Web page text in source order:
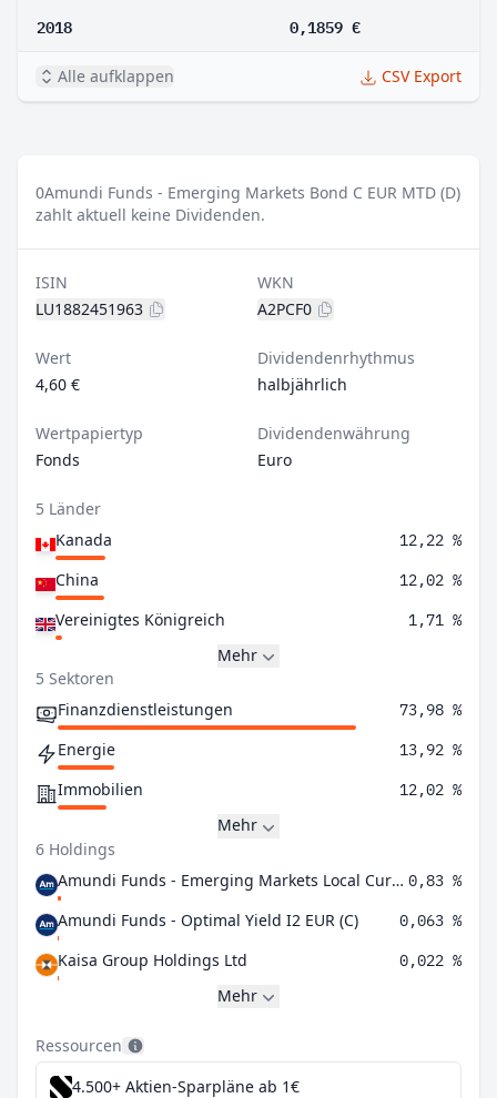
2018 0,1859 €
Alle aufklappen CSV Export
0Amundi Funds - Emerging Markets Bond C EUR MTD (D)
zahlt aktuell keine Dividenden.
ISIN
LU1882451963
WKN
A2PCF0
Wert
4,60 €
Dividendenrhythmus
halbjährlich
Wertpapiertyp
Fonds
Dividendenwährung
Euro
5 Länder
Kanada
12,22 %
China 12,02 %
Vereinigtes Königreich 1,71 %
Mehr
5 Sektoren
Finanzdienstleistungen
73,98 %
Energie 13,92 %
Immobilien 12,02 %
Mehr
6 Holdings
Amundi Funds - Emerging Markets Local Currency Bond I USD (C) 0,83 %
Amundi Funds - Optimal Yield I2 EUR (C) 0,063 %
Kaisa Group Holdings Ltd 0,022 %
Mehr
Ressourcen
4.500+ Aktien-Sparpläne ab 1€